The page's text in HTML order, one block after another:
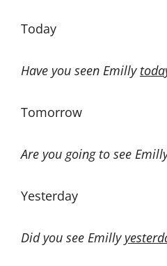
Today
Have you seen Emilly
Tomorrow
Are you going to see
Yesterday
Did you see Emilly